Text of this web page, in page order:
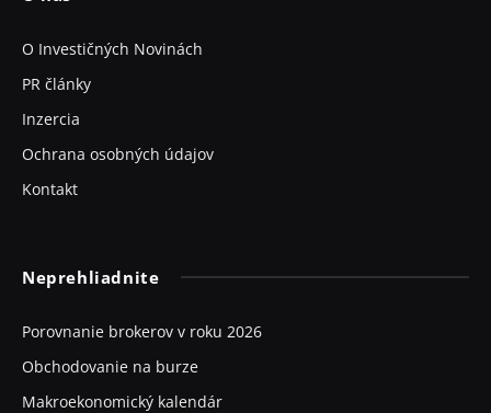
O Investičných Novinách
PR články
Inzercia
Ochrana osobných údajov
Kontakt
Neprehliadnite
Porovnanie brokerov v roku 2026
Obchodovanie na burze
Makroekonomický kalendár